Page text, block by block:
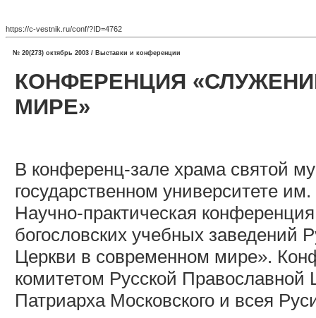
https://c-vestnik.ru/conf/?ID=4762
№ 20(273) октябрь 2003 / Выставки и конференции
КОНФЕРЕНЦИЯ
МИРЕ»
В конференц-зале храма святой
государственном университете
Научно-практическая
богословских учебных заведений
Церкви в современном мире».
комитетом Русской
Патриарха Московского и всея